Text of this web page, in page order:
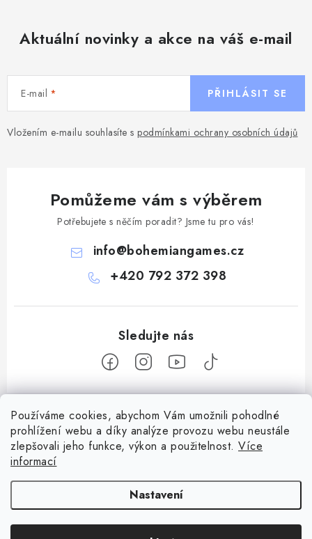
Používáme cookies, abychom Vám umožnili pohodlné
prohlížení webu a díky analýze provozu webu neustále
zlepšovali jeho funkce, výkon a použitelnost. Více
informací
Nastavení
Aktuální novinky a akce na váš e-mail
E-mail
Vložením e-mailu souhlasíte s podmínkami ochrany osobních údajů
PŘIHLÁSIT SE
Pomůžeme vám s výběrem
Potřebujete s něčím poradit? Jsme tu pro vás!
info@bohemiangames.cz
+420 792 372 398
Z
Informace pro vás
Obchodní podmínky
Doprava a platba
Podmínky ochrany osobních údajů
Facebook
Copyright 2026Bohemian games. Všechna práva vyhrazena.Upravit